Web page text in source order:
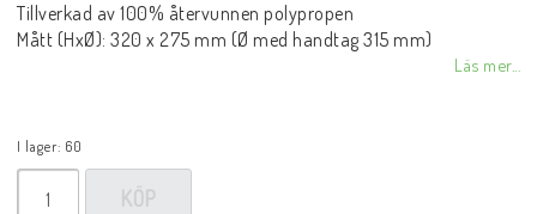
Tillverkad av 100% återvunnen polypropen
Mått (HxØ): 320 x 275 mm (Ø med handtag 315 mm)
Läs mer...
I lager: 60
KÖP